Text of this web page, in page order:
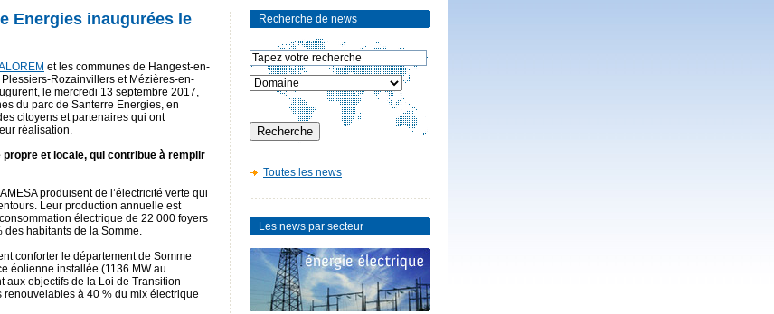
Energies inaugurées le
et les communes de Hangest-en-
Rozainvillers et Mézières-en-
le mercredi 13 septembre 2017,
du parc de Santerre Energies, en
citoyens et partenaires qui ont
réalisation.
propre et locale, qui contribue à remplir
produisent de l’électricité verte qui
Leur production annuelle est
électrique de 22 000 foyers
des habitants de la Somme.
conforter le département de Somme
éolienne installée (1136 MW au
aux objectifs de la Loi de Transition
à 40 % du mix électrique
Recherche de news
Toutes les news
Les news par secteur